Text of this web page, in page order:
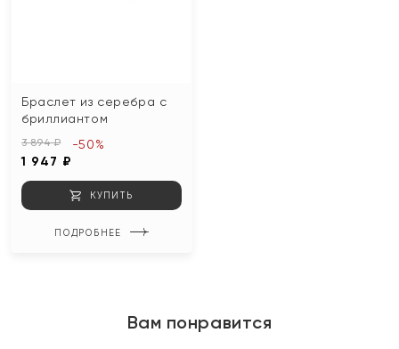
Браслет из серебра с
бриллиантом
3 894 ₽
1 947 ₽
-50%
КУПИТЬ
ПОДРОБНЕЕ
Вам понравится